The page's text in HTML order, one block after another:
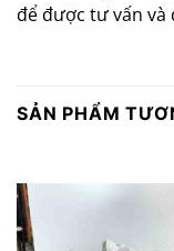
để được tư vấn và
SẢN PHẨM